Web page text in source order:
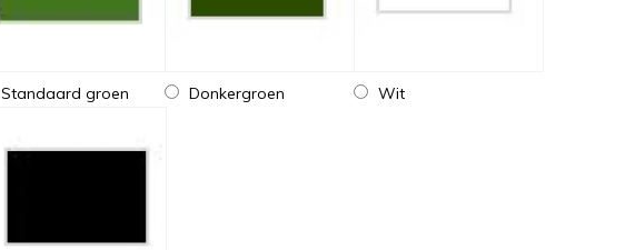
Standaard groen Donkergroen Wit